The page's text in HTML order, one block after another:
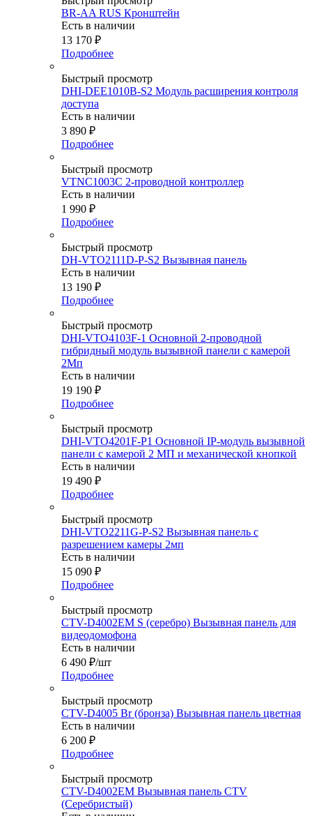
BR-AA RUS Кронштейн
Есть в наличии
13 170 ₽
Подробнее
Быстрый просмотр
DHI-DEE1010B-S2 Модуль расширения контроля
доступа
Есть в наличии
3 890 ₽
Подробнее
Быстрый просмотр
VTNC1003C 2-проводной контроллер
Есть в наличии
1 990 ₽
Подробнее
Быстрый просмотр
DH-VTO2111D-P-S2 Вызывная панель
Есть в наличии
13 190 ₽
Подробнее
Быстрый просмотр
DHI-VTO4103F-1 Основной 2-проводной
гибридный модуль вызывной панели с камерой
2Мп
Есть в наличии
19 190 ₽
Подробнее
Быстрый просмотр
DHI-VTO4201F-P1 Основной IP-модуль вызывной
панели с камерой 2 МП и механической кнопкой
Есть в наличии
19 490 ₽
Подробнее
Быстрый просмотр
DHI-VTO2211G-P-S2 Вызывная панель с
разрешением камеры 2мп
Есть в наличии
15 090 ₽
Подробнее
Быстрый просмотр
CTV-D4002EM S (серебро) Вызывная панель для
видеодомофона
Есть в наличии
6 490 ₽/шт
Подробнее
Быстрый просмотр
CTV-D4005 Br (бронза) Вызывная панель цветная
Есть в наличии
6 200 ₽
Подробнее
Быстрый просмотр
CTV-D4002EM Вызывная панель CTV
(Серебристый)